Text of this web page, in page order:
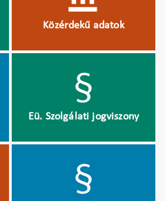
Közérdekű adatok
Eü. Szolgálati jogviszony